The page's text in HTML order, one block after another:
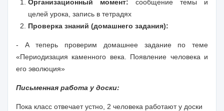
Организационный момент: сообщение темы и
целей урока, запись в тетрадях
Проверка знаний (домашнего задания):
- А теперь проверим домашнее задание по теме
«Периодизация каменного века. Появление человека и
его эволюция»
Письменная работа у доски:
Пока класс отвечает устно, 2 человека работают у доски